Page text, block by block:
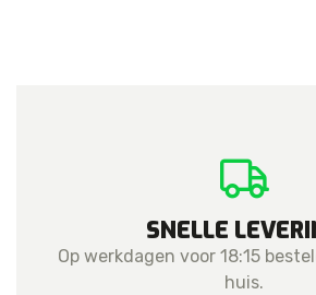
SNELLE
Op werkdagen voor 18:15
huis.